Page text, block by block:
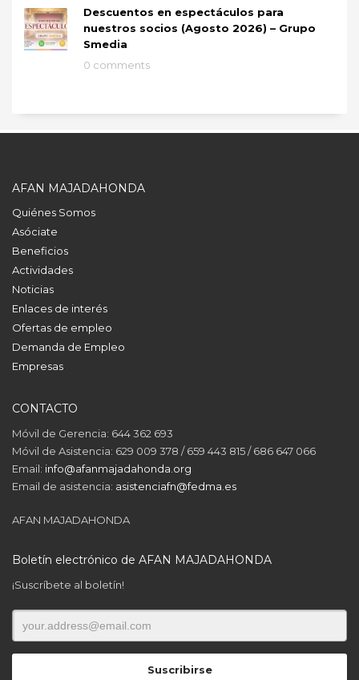
Descuentos en espectáculos para
nuestros socios (Agosto 2026) – Grupo
Smedia
0 comments
AFAN MAJADAHONDA
Quiénes Somos
Asóciate
Beneficios
Actividades
Noticias
Enlaces de interés
Ofertas de empleo
Demanda de Empleo
Empresas
CONTACTO
Móvil de Gerencia: 644 362 693
Móvil de Asistencia: 629 009 378 / 659 443 815 / 686 647 066
Email: info@afanmajadahonda.org
Email de asistencia: asistenciafn@fedma.es
AFAN MAJADAHONDA
Boletín electrónico de AFAN MAJADAHONDA
¡Suscríbete al boletín!